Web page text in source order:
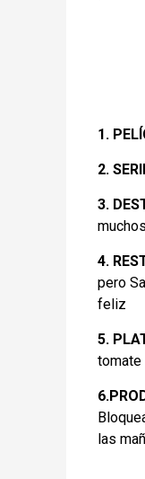
1.
2.
3.
4.
pero
feliz
5.
tomate
las